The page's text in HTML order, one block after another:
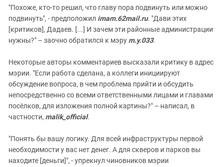
"Похоже, кто-то решил, что главу пора подвинуть или можно
подвинуть", - предположил imam.62mail.ru. "Дави этих
[критиков], Дадаев. [...] И зачем эти районные администрации
нужны?" – заочно обратился к мэру m.y.033.
Некоторые авторы комментариев высказали критику в адрес
мэрии. "Если работа сделана, а коллеги инициируют
обсуждение вопроса, в чем проблема прийти и обсудить
непосредственно со всеми ответственными лицами и главами
посёлков, для изложения полной картины?" – написал, в
частности, malik_official.
"Понять бы вашу логику. Для всей инфраструктуры первой
необходимости у вас нет денег. А для скверов и парков вы
находите [деньги]", - упрекнул чиновников мэрии